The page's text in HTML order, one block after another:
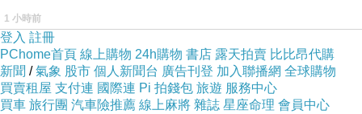
布標尺吋40D 建議適穿罩杯約為【
1 小時前
登入 註冊
PChome首頁 線上購物 24h購物 書店 露天拍賣 比比昂代購
新聞 /氣象 股市 個人新聞台 廣告刊登 加入聯播網 全球購物
買賣租屋 支付連 國際連 Pi 拍錢包 旅遊 服務中心
買車 旅行團 汽車險推薦 線上麻將 雜誌 星座命理 會員中心